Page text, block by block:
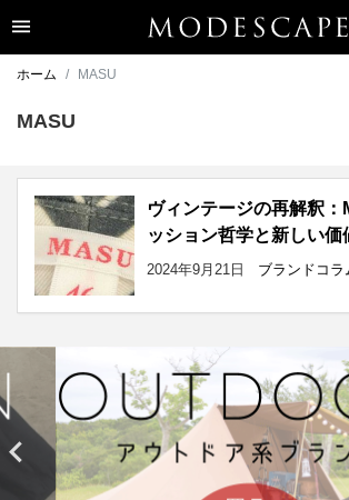
ホーム MASU
MASU
ヴィンテージの再解釈：
ッション哲学と新しい価
2024年9月21日 ブランドコラ
